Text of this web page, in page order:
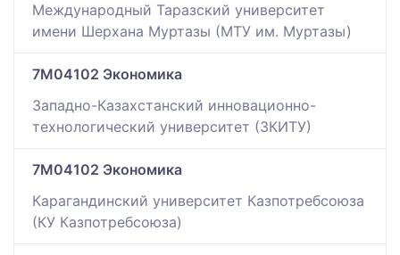
Международный Таразский университет
имени Шерхана Муртазы (МТУ им. Муртазы)
7M04102 Экономика
Западно-Казахстанский инновационно-
технологический университет (ЗКИТУ)
7M04102 Экономика
Карагандинский университет Казпотребсоюза
(КУ Казпотребсоюза)